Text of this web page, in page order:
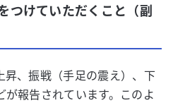
つけていただくこと（副
昇、振戦（手足の震え）、下
報告されています。このよ